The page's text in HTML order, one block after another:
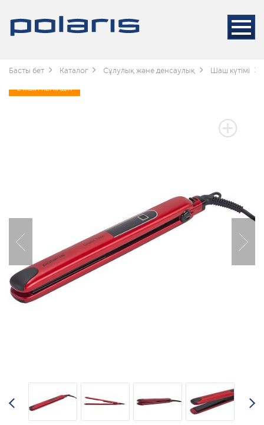
Басты бет Каталог Сұлулық және денсаулық Шаш күтімі
2 ЖЫЛ КЕПІЛДІК